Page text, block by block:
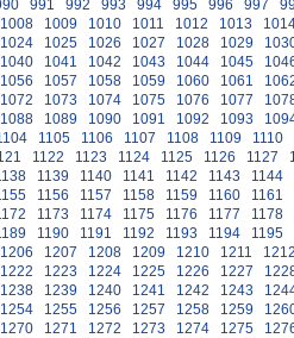
991 992 993 994 995 996 997
1008 1009 1010 1011 1012 1013
1024 1025 1026 1027 1028 1029
1040 1041 1042 1043 1044 1045
1056 1057 1058 1059 1060 1061
1072 1073 1074 1075 1076 1077
1088 1089 1090 1091 1092 1093
1105 1106 1107 1108 1109
1110
1122 1123 1124 1125 1126 1127
1139 1140 1141 1142 1143
1144
1156 1157 1158 1159 1160
1161
1173 1174 1175 1176 1177
1178
1190 1191 1192 1193 1194
1195
1206 1207 1208 1209 1210 1211
1222 1223 1224 1225 1226 1227
1238 1239 1240 1241 1242 1243
1254 1255 1256 1257 1258 1259
1270 1271 1272 1273 1274 1275